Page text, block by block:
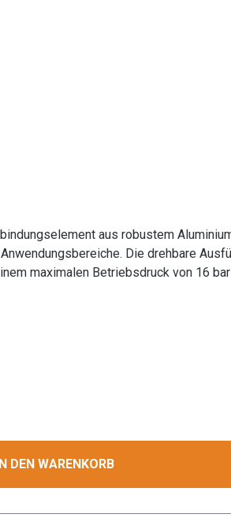
aus robustem
Die drehbare
maximalen Betriebsdruck von 16
Baugewerbe und Landwirtschaft
IN DEN WARENKORB